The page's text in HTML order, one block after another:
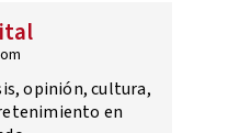
opinión, cultura,
en